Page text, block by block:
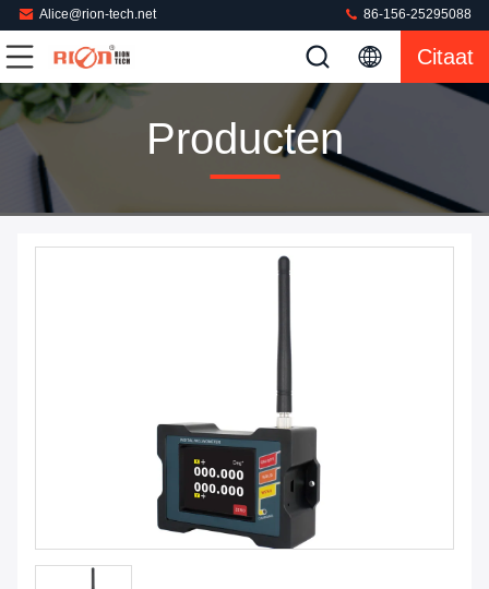
Alice@rion-tech.net 86-156-25295088
Citaat
Producten